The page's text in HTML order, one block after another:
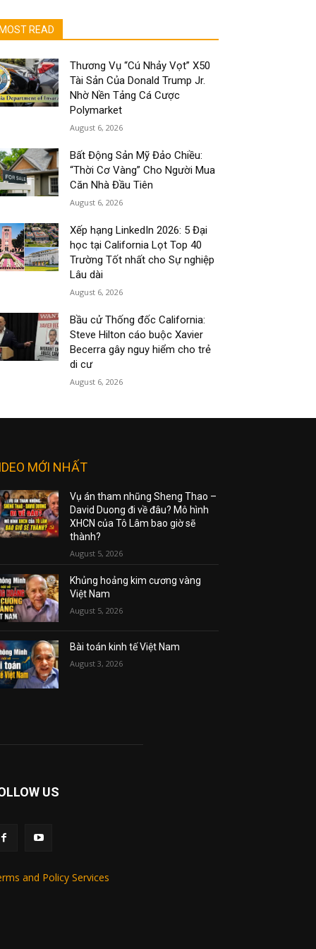
MOST READ
Thương Vụ “Cú Nhảy Vọt” X50
Tài Sản Của Donald Trump Jr.
Nhờ Nền Tảng Cá Cược
Polymarket
August 6, 2026
Bất Động Sản Mỹ Đảo Chiều:
“Thời Cơ Vàng” Cho Người Mua
Căn Nhà Đầu Tiên
August 6, 2026
Xếp hạng LinkedIn 2026: 5 Đại
học tại California Lọt Top 40
Trường Tốt nhất cho Sự nghiệp
Lâu dài
August 6, 2026
Bầu cử Thống đốc California:
Steve Hilton cáo buộc Xavier
Becerra gây nguy hiểm cho trẻ
di cư
August 6, 2026
MỚI NHẤT
Vụ án tham nhũng Sheng Thao –
David Duong đi về đâu? Mô hình
XHCN của Tô Lâm bao giờ sẽ
thành?
August 5, 2026
Khủng hoảng kim cương vàng
Việt Nam
August 5, 2026
Bài toán kinh tế Việt Nam
August 3, 2026
US
and Policy Services